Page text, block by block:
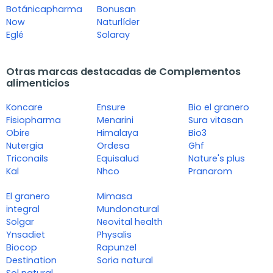
Botánicapharma
Now
Eglé
Bonusan
Naturlíder
Solaray
Otras marcas destacadas de Complementos
alimenticios
Koncare
Fisiopharma
Obire
Nutergia
Triconails
Kal
Ensure
Menarini
Himalaya
Ordesa
Equisalud
Nhco
Bio el granero
Sura vitasan
Bio3
Ghf
Nature's plus
Pranarom
El granero
integral
Solgar
Ynsadiet
Biocop
Destination
Mimasa
Mundonatural
Neovital health
Physalis
Rapunzel
Soria natural